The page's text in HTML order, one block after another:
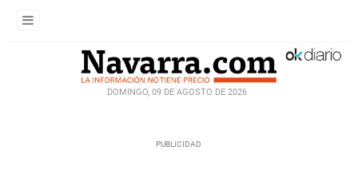
DOMINGO, 09 DE AGOSTO DE 2026